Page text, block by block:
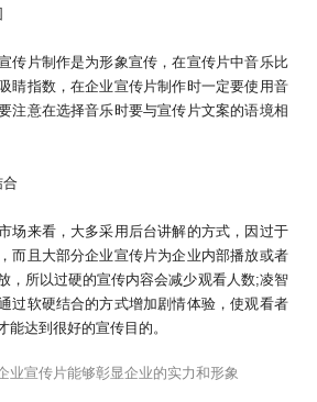
片制作是为形象宣传，在宣传片中音乐比
睛指数，在企业宣传片制作时一定要使用音
注意在选择音乐时要与宣传片文案的语境相
来看，大多采用后台讲解的方式，因过于
而且大部分企业宣传片为企业内部播放或者
，所以过硬的宣传内容会减少观看人数;凌智
过软硬结合的方式增加剧情体验，使观看者
达到很好的宣传目的。
业宣传片能够彰显企业的实力和形象